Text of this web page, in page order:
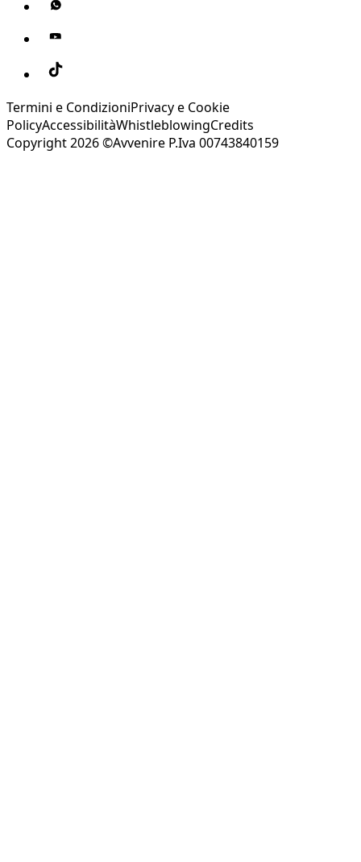
Termini e CondizioniPrivacy e Cookie
PolicyAccessibilitàWhistleblowingCredits
Copyright 2026 ©Avvenire P.Iva 00743840159